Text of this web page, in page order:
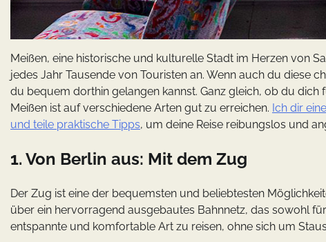
Meißen, eine historische und kulturelle Stadt im Herzen von
jedes Jahr Tausende von Touristen an. Wenn auch du diese
du bequem dorthin gelangen kannst. Ganz gleich, ob du
Meißen ist auf verschiedene Arten gut zu erreichen. Ich dir
und teile praktische Tipps, um deine Reise reibungslos und
1. Von Berlin aus: Mit dem Zug
Der Zug ist eine der bequemsten und beliebtesten
über ein hervorragend ausgebautes Bahnnetz, das sowohl
entspannte und komfortable Art zu reisen, ohne sich um